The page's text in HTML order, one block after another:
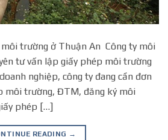
trường ở Thuận An Công ty môi
tư vấn lập giấy phép môi trường
nghiệp, công ty đang cần đơn
môi trường, ĐTM, đăng ký môi
phép […]
READING →